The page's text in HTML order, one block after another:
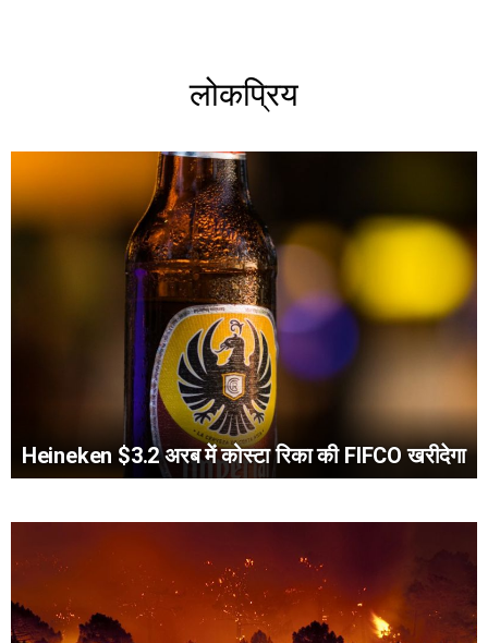
लोकप्रिय
Heineken $3.2 अरब में कोस्टा रिका की FIFCO खरीदेगा